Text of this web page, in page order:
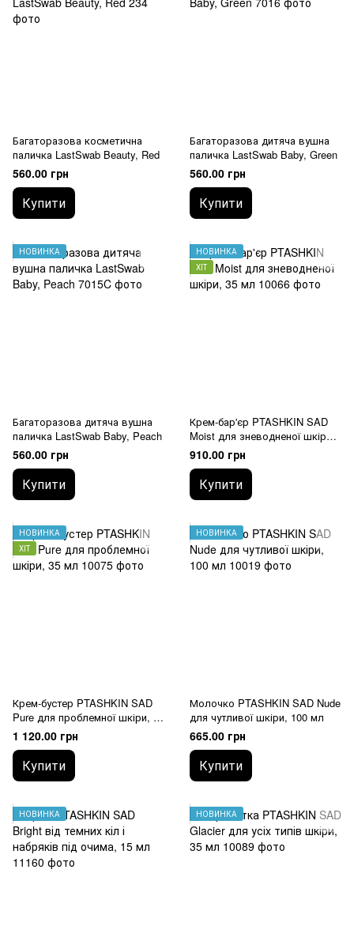
Багаторазова косметична
паличка LastSwab Beauty, Red
560.00 грн
Купити
Багаторазова дитяча вушна
паличка LastSwab Baby, Green
560.00 грн
Купити
НОВИНКА
Багаторазова дитяча вушна
паличка LastSwab Baby, Peach
560.00 грн
Купити
НОВИНКА
ХІТ
Крем-бар'єр PTASHKIN SAD
Moist для зневодненої шкіри,
35 мл
910.00 грн
Купити
НОВИНКА
ХІТ
Крем-бустер PTASHKIN SAD
Pure для проблемної шкіри, 35
мл
1 120.00 грн
Купити
НОВИНКА
Молочко PTASHKIN SAD Nude
для чутливої шкіри, 100 мл
665.00 грн
Купити
НОВИНКА НОВИНКА